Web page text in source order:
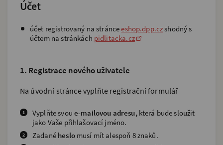
Účet
účet registrovaný na stránceeshop.dpp.czshodný s
účtem na stránkách pidlitacka.cz
1. Registrace nového uživatele
Na úvodní stránce vyplňte registrační formulář
Vyplňte svou e-mailovou adresu,která bude sloužit
jako Vaše přihlašovací jméno.
Zadané heslomusí mít alespoň 8 znaků.